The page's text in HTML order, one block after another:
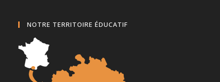
NOTRE TERRITOIRE ÉDUCATIF